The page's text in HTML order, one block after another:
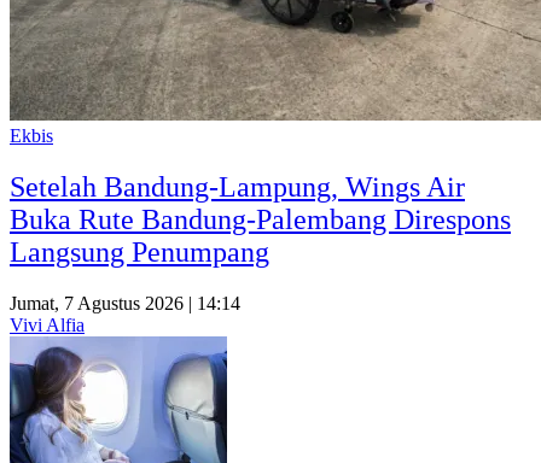
Ekbis
Setelah Bandung-Lampung, Wings Air
Buka Rute Bandung-Palembang Direspons
Langsung Penumpang
Jumat, 7 Agustus 2026 | 14:14
Vivi Alfia